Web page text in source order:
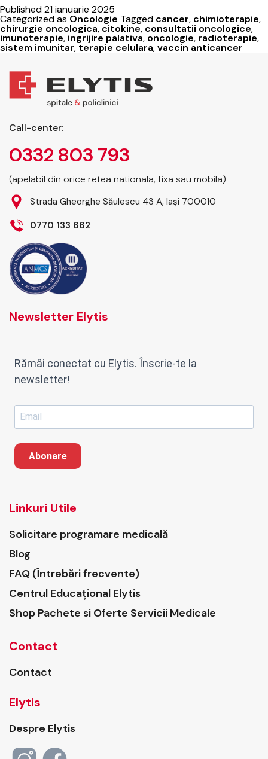
oncologie:
cum
funcționează?
Published21 ianuarie 2025
Categorized as Oncologie Tagged cancer, chimioterapie,
chirurgie oncologica, citokine, consultatii oncologice,
imunoterapie, ingrijire palativa, oncologie, radioterapie,
sistem imunitar,terapie celulara,vaccin anticancer
Call-center:
0332 803 793
(apelabil din orice retea nationala, fixa sau mobila)
Strada Gheorghe Săulescu 43 A, Iași 700010
0770 133 662
Newsletter Elytis
Rămâi conectat cu Elytis. Înscrie-te la
newsletter!
Abonare
Linkuri Utile
Solicitare programare medicală
Blog
FAQ (Întrebări frecvente)
Centrul Educațional Elytis
Shop Pachete si Oferte Servicii Medicale
Contact
Contact
Elytis
Despre Elytis